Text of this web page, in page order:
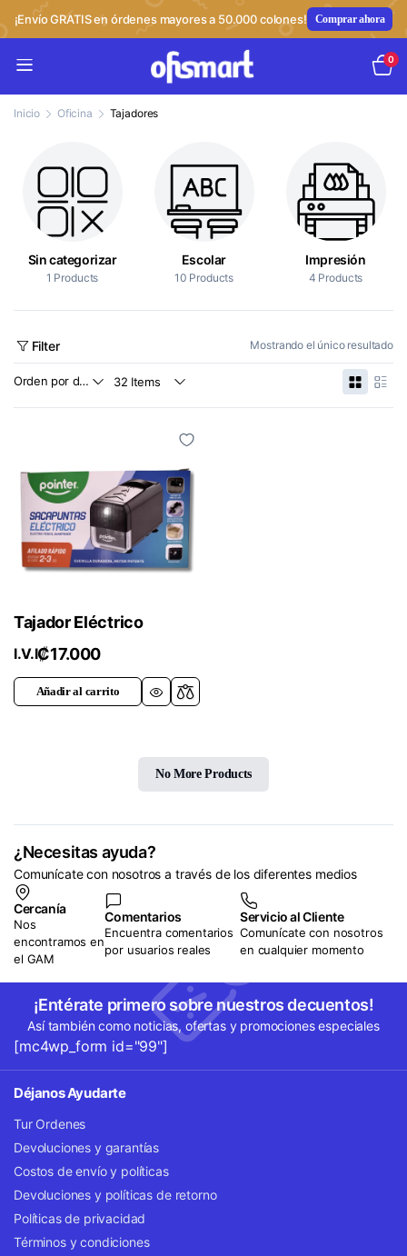
¡Envío GRATIS en órdenes mayores a 50.000 colones! Comprar ahora
0
Inicio Oficina Tajadores
Sin categorizar
1 Products
Escolar
10 Products
Impresión
4 Products
Filter Mostrando el único resultado
Tajador Eléctrico
₡17.000
I.V.I
Añadir al carrito
No More Products
¿Necesitas ayuda?
Comunícate con nosotros a través de los diferentes medios
Cercanía
Nos
encontramos en
el GAM
Comentarios
Encuentra comentarios
por usuarios reales
Servicio al Cliente
Comunícate con nosotros
en cualquier momento
¡Entérate primero sobre nuestros decuentos!
Así también como noticias, ofertas y promociones especiales
[mc4wp_form id="99"]
Déjanos Ayudarte
Tur Ordenes
Devoluciones y garantías
Costos de envío y políticas
Devoluciones y políticas de retorno
Políticas de privacidad
Términos y condiciones